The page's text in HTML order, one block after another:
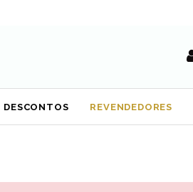
DESCONTOS REVENDEDORES